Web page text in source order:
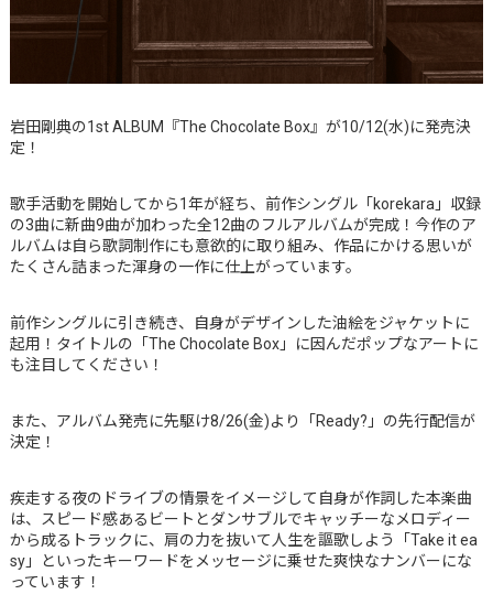
岩田剛典の1st ALBUM『The Chocolate Box』が10/12(水)に発売決
定！
歌手活動を開始してから1年が経ち、前作シングル「korekara」収録
の3曲に新曲9曲が加わった全12曲のフルアルバムが完成！今作のア
ルバムは自ら歌詞制作にも意欲的に取り組み、作品にかける思いが
たくさん詰まった渾身の一作に仕上がっています。
前作シングルに引き続き、自身がデザインした油絵をジャケットに
起用！タイトルの「The Chocolate Box」に因んだポップなアートに
も注目してください！
また、アルバム発売に先駆け8/26(金)より「Ready?」の先行配信が
決定！
疾走する夜のドライブの情景をイメージして自身が作詞した本楽曲
は、スピード感あるビートとダンサブルでキャッチーなメロディー
から成るトラックに、肩の力を抜いて人生を謳歌しよう「Take it ea
sy」といったキーワードをメッセージに乗せた爽快なナンバーにな
っています！